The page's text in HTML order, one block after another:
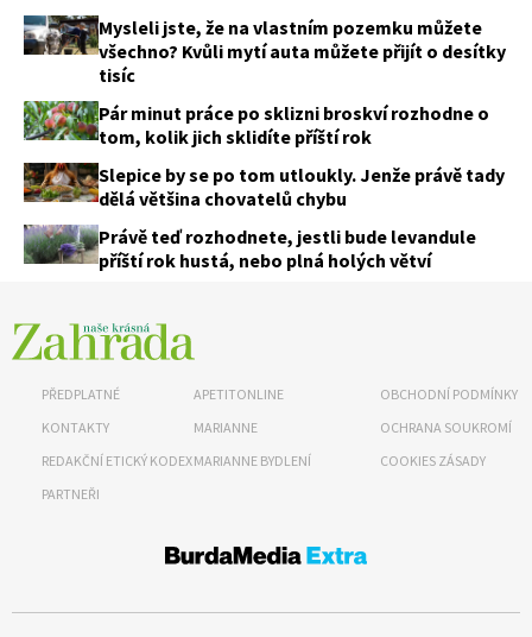
Mysleli jste, že na vlastním pozemku můžete
všechno? Kvůli mytí auta můžete přijít o desítky
tisíc
Pár minut práce po sklizni broskví rozhodne o
tom, kolik jich sklidíte příští rok
Slepice by se po tom utloukly. Jenže právě tady
dělá většina chovatelů chybu
Právě teď rozhodnete, jestli bude levandule
příští rok hustá, nebo plná holých větví
PŘEDPLATNÉ
KONTAKTY
REDAKČNÍ ETICKÝ KODEX
PARTNEŘI
APETITONLINE
MARIANNE
MARIANNE BYDLENÍ
OBCHODNÍ PODMÍNKY
OCHRANA SOUKROMÍ
COOKIES ZÁSADY